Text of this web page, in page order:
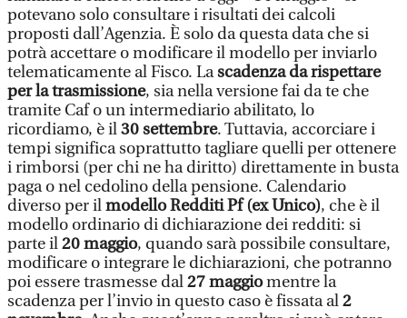
potevano solo consultare i risultati dei calcoli
proposti dall’Agenzia. È solo da questa data che si
potrà accettare o modificare il modello per inviarlo
telematicamente al Fisco. Lascadenza da rispettare
per la trasmissione, sia nella versione fai da te che
tramite Caf o un intermediario abilitato, lo
ricordiamo, è il30 settembre. Tuttavia, accorciare i
tempi significa soprattutto tagliare quelli per ottenere
i rimborsi (per chi ne ha diritto) direttamente in busta
paga o nel cedolino della pensione. Calendario
diverso per ilmodello Redditi Pf (ex Unico), che è il
modello ordinario di dichiarazione dei redditi: si
parte il20 maggio, quando sarà possibile consultare,
modificare o integrare le dichiarazioni, che potranno
poi essere trasmesse dal27 maggiomentre la
scadenza per l’invio in questo caso è fissata al2